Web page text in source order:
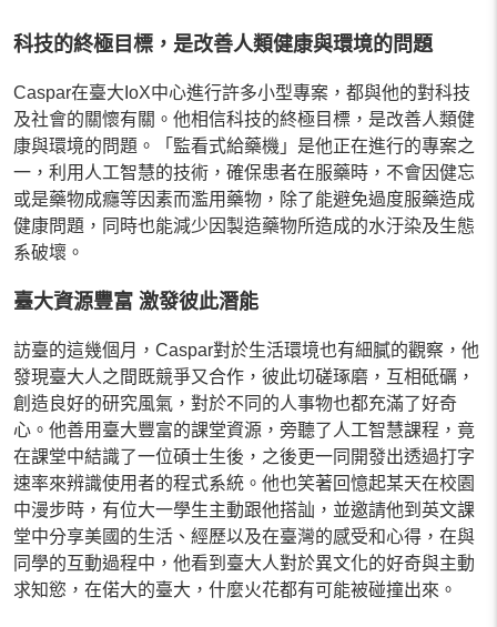
科技的終極目標，是改善人類健康與環境的問題
Caspar在臺大IoX中心進行許多小型專案，都與他的對科技
及社會的關懷有關。他相信科技的終極目標，是改善人類健
康與環境的問題。「監看式給藥機」是他正在進行的專案之
一，利用人工智慧的技術，確保患者在服藥時，不會因健忘
或是藥物成癮等因素而濫用藥物，除了能避免過度服藥造成
健康問題，同時也能減少因製造藥物所造成的水汙染及生態
系破壞。
臺大資源豐富 激發彼此潛能
訪臺的這幾個月，Caspar對於生活環境也有細膩的觀察，他
發現臺大人之間既競爭又合作，彼此切磋琢磨，互相砥礪，
創造良好的研究風氣，對於不同的人事物也都充滿了好奇
心。他善用臺大豐富的課堂資源，旁聽了人工智慧課程，竟
在課堂中結識了一位碩士生後，之後更一同開發出透過打字
速率來辨識使用者的程式系統。他也笑著回憶起某天在校園
中漫步時，有位大一學生主動跟他搭訕，並邀請他到英文課
堂中分享美國的生活、經歷以及在臺灣的感受和心得，在與
同學的互動過程中，他看到臺大人對於異文化的好奇與主動
求知慾，在偌大的臺大，什麼火花都有可能被碰撞出來。